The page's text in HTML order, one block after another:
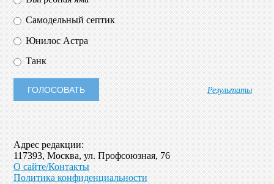
Самодельный септик
Юнилос Астра
Танк
Результаты
Адрес редакции:
117393, Москва, ул. Профсоюзная, 76
О сайте/Контакты
Политика конфиденциальности